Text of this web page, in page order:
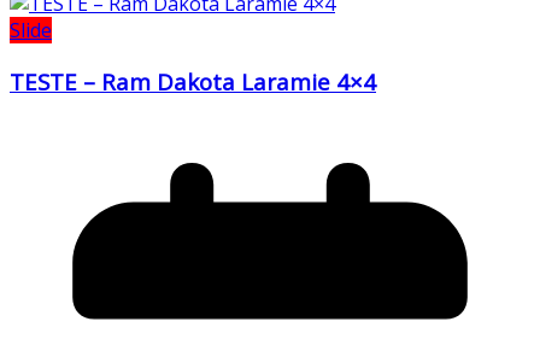
Slide
TESTE – Ram Dakota Laramie 4×4